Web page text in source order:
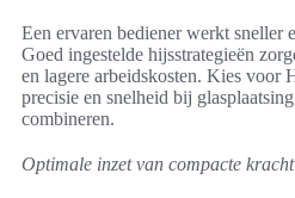
Een ervaren bediener werkt sneller
Goed ingestelde hijsstrategieën
en lagere arbeidskosten. Kies voor
precisie en snelheid bij
combineren.
Optimale inzet van compacte kracht